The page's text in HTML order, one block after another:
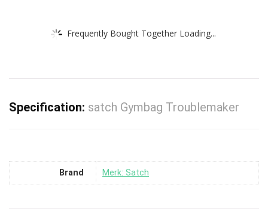
Frequently Bought Together Loading...
Specification: satch Gymbag Troublemaker
Brand Merk: Satch